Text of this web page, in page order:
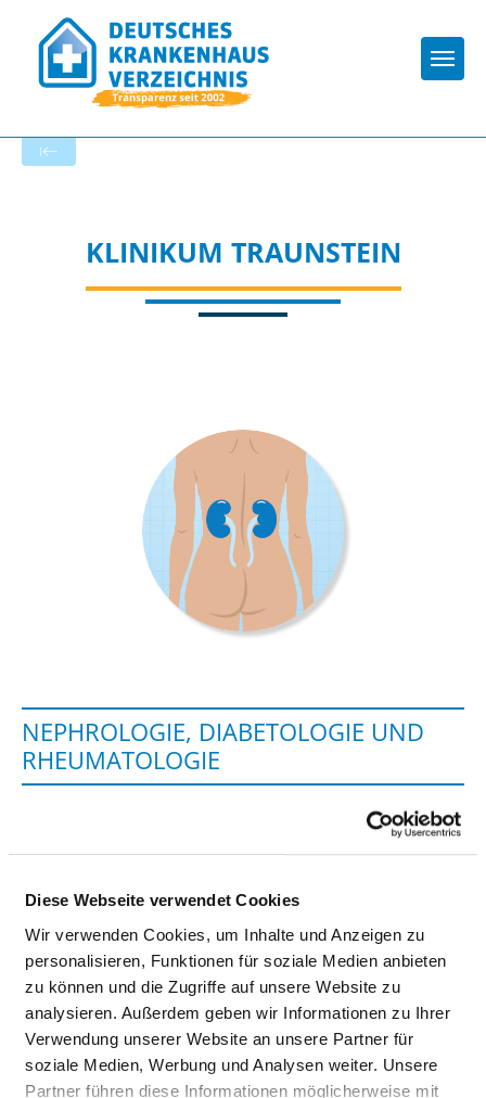
Diese Webseite verwendet Cookies
Wir verwenden Cookies, um Inhalte und Anzeigen zu
personalisieren, Funktionen für soziale Medien anbieten
zu können und die Zugriffe auf unsere Website zu
analysieren. Außerdem geben wir Informationen zu Ihrer
Verwendung unserer Website an unsere Partner für
soziale Medien, Werbung und Analysen weiter. Unsere
Partner führen diese Informationen möglicherweise mit
KLINIKUM TRAUNSTEIN
NEPHROLOGIE, DIABETOLOGIE UND
RHEUMATOLOGIE
83278 Traunstein
Tel.: 0861-705-1439
Fax: 0861-705-1115
ed.bos-nekinilk@st.eigolorhpen.tairaterkes
Mit Notfallambulanz
Anfahrt
https://www.kliniken-suedostbayern.de/de/leistungs...